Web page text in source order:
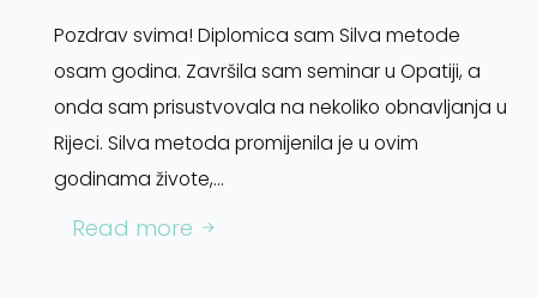
Pozdrav svima! Diplomica sam Silva metode
osam godina. Završila sam seminar u Opatiji, a
onda sam prisustvovala na nekoliko obnavljanja u
Rijeci. Silva metoda promijenila je u ovim
godinama živote,…
Read more